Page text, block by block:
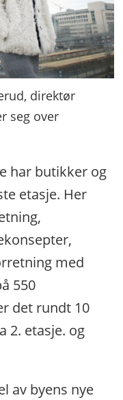
direktør
seg over
har butikker og
etasje. Her
med
550
det rundt 10
2. etasje. og
av byens nye